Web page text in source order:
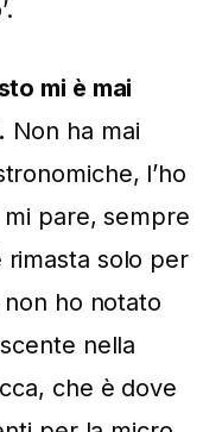
mi è mai
Non ha mai
l’ho
pare, sempre
rimasta solo per
ho notato
nella
che è dove